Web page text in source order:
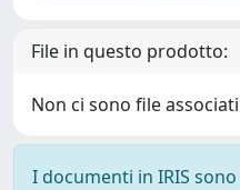
File in questo prodotto:
Non ci sono file
I documenti in IRIS